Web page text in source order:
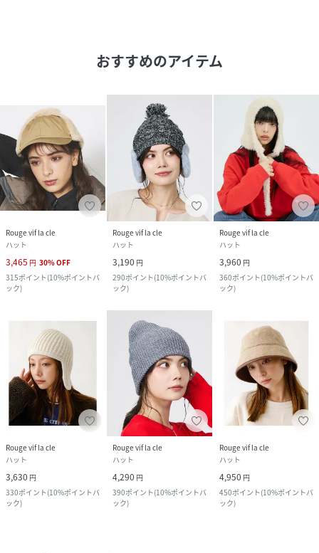
おすすめのアイテム
Rouge vif la cle
ハット
3,465 円 30%OFF
315ポイント(10%ポイントバ
ック)
Rouge vif la cle
ハット
3,190 円
290ポイント(10%ポイントバ
ック)
Rouge vif la cle
ハット
3,960 円
360ポイント(10%ポイントバ
ック)
Rouge vif la cle
ハット
3,630 円
330ポイント(10%ポイントバ
ック)
Rouge vif la cle
ハット
4,290 円
390ポイント(10%ポイントバ
ック)
Rouge vif la cle
ハット
4,950 円
450ポイント(10%ポイントバ
ック)